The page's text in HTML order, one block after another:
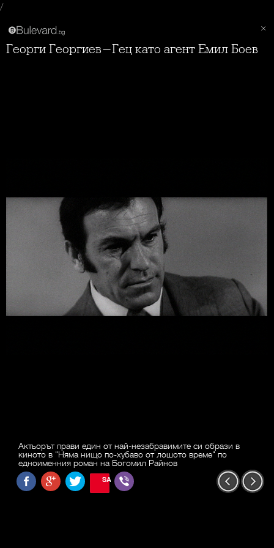
/
Георги Георгиев-Гец като агент Емил Боев
Актьорът прави един от най-незабравимите си образи в
киното в "Няма нищо по-хубаво от лошото време" по
едноименния роман на Богомил Райнов
SAVE